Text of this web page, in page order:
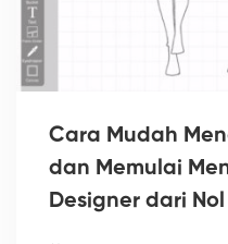
Cara Mudah
dan Memulai
Designer dari Nol